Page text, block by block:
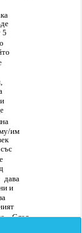
5
им
и
След